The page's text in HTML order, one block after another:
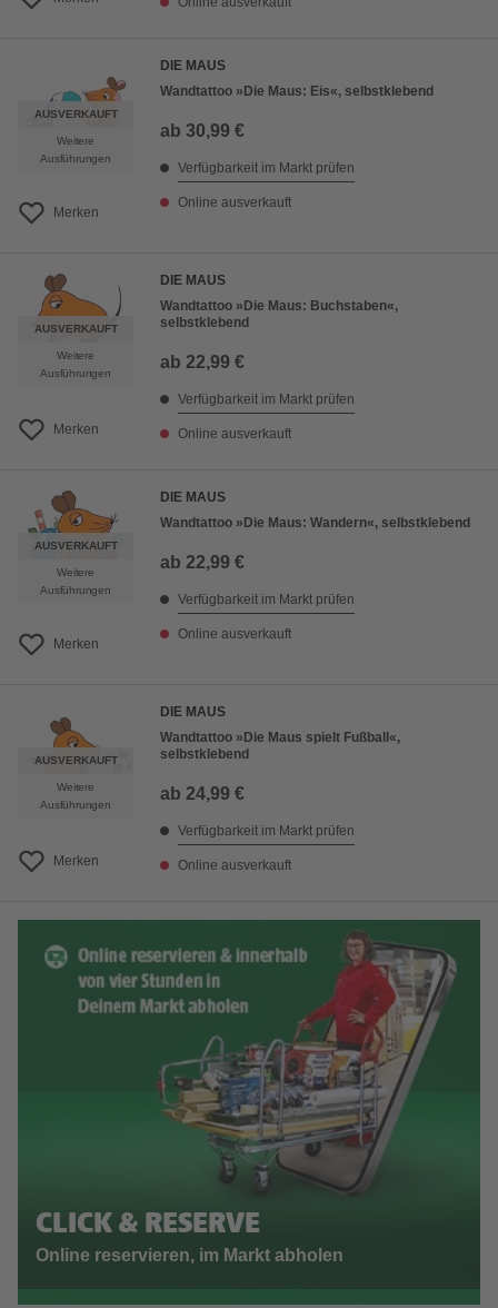
AUSVERKAUFT
Weitere
Ausführungen
Merken
DIE MAUS
Wandtattoo »Die Maus: Eis«, selbstklebend
ab 30,99 €
Verfügbarkeit im Markt prüfen
Online ausverkauft
AUSVERKAUFT
Weitere
Ausführungen
Merken
DIE MAUS
Wandtattoo »Die Maus: Buchstaben«,
selbstklebend
ab 22,99 €
Verfügbarkeit im Markt prüfen
Online ausverkauft
AUSVERKAUFT
Weitere
Ausführungen
Merken
DIE MAUS
Wandtattoo »Die Maus: Wandern«, selbstklebend
ab 22,99 €
Verfügbarkeit im Markt prüfen
Online ausverkauft
AUSVERKAUFT
Weitere
Ausführungen
Merken
DIE MAUS
Wandtattoo »Die Maus spielt Fußball«,
selbstklebend
ab 24,99 €
Verfügbarkeit im Markt prüfen
Online ausverkauft
CLICK & RESERVE
Online reservieren, im Markt abholen